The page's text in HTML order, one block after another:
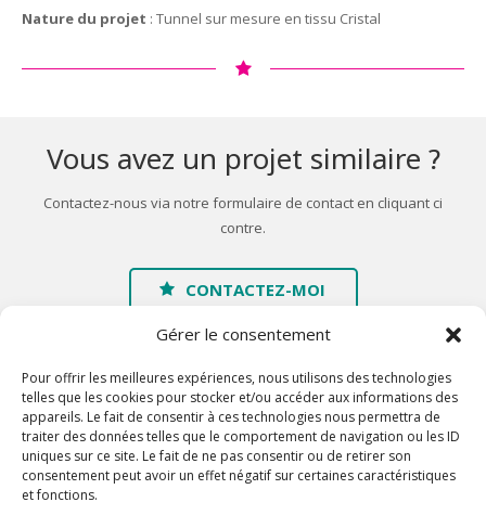
Gérer le consentement
Pour offrir les meilleures expériences, nous utilisons des technologies
telles que les cookies pour stocker et/ou accéder aux informations des
appareils. Le fait de consentir à ces technologies nous permettra de
traiter des données telles que le comportement de navigation ou les ID
uniques sur ce site. Le fait de ne pas consentir ou de retirer son
consentement peut avoir un effet négatif sur certaines caractéristiques
et fonctions.
Nature du projet : Tunnel sur mesure en tissu Cristal
Vous avez un projet similaire ?
Contactez-nous via notre formulaire de contact en cliquant ci
contre.
CONTACTEZ-MOI
Accueil
A propos